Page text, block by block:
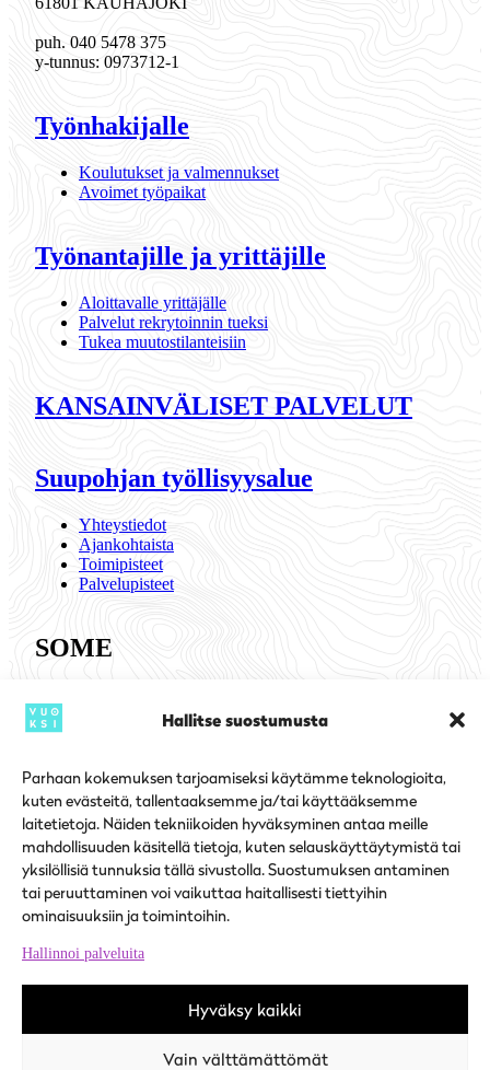
Hallitse suostumusta
Parhaan kokemuksen tarjoamiseksi käytämme teknologioita,
kuten evästeitä, tallentaaksemme ja/tai käyttääksemme
laitetietoja. Näiden tekniikoiden hyväksyminen antaa meille
mahdollisuuden käsitellä tietoja, kuten selauskäyttäytymistä tai
yksilöllisiä tunnuksia tällä sivustolla. Suostumuksen antaminen
tai peruuttaminen voi vaikuttaa haitallisesti tiettyihin
ominaisuuksiin ja toimintoihin.
Hallinnoi palveluita
Hyväksy kaikki
Vain välttämättömät
puh. 040 5478 375
y-tunnus: 0973712-1
Työnhakijalle
Koulutukset ja valmennukset
Avoimet työpaikat
Työnantajille ja yrittäjille
Aloittavalle yrittäjälle
Palvelut rekrytoinnin tueksi
Tukea muutostilanteisiin
KANSAINVÄLISET PALVELUT
Suupohjan työllisyysalue
Yhteystiedot
Ajankohtaista
Toimipisteet
Palvelupisteet
SOME
Töiden ja tekijöiden kohtaamispaikka (tyomarkkinatori.fi)
Työhön (vuoksi.fi)
Työ ja yrittäminen (isojoki.fi)
Työllisyys- ja rekrytointipalvelut (karijoki.fi)
Työllisyys- ja työnantajapalvelut (kauhajoki.fi)
Työ- ja elinkeinoelämä (kristinestad.fi)
Työllisyyspalvelut (kurikka.fi)
Terms and conditions